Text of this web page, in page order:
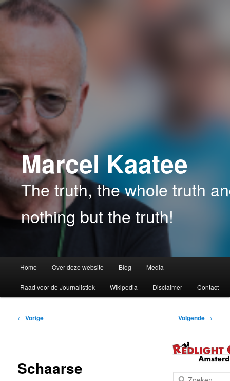
Spring
Marcel Kaatee
The truth, the whole truth
nothing but the truth!
Home Over deze website Blog Media
Raad voor de Journalistiek Wikipedia Disclaimer Contact
Bericht
← Vorige Volgende →
Schaarse